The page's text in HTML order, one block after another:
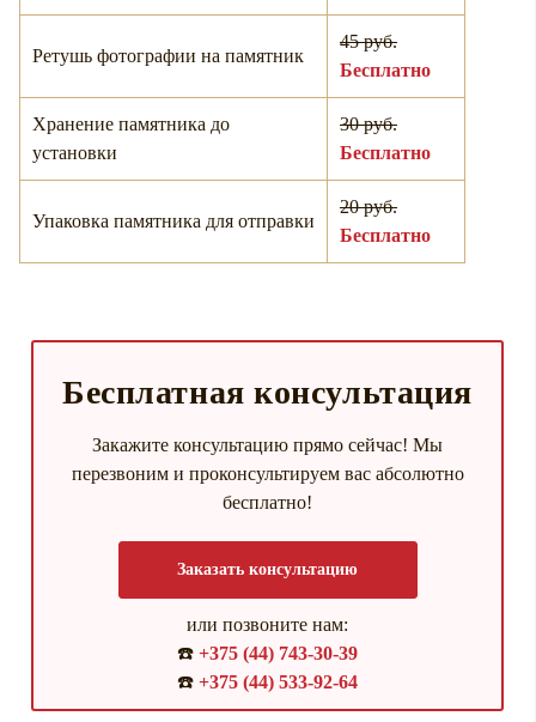
Ретушь фотографии на памятник
45 руб.
Бесплатно
Хранение памятника до
установки
30 руб.
Бесплатно
Упаковка памятника для отправки
20 руб.
Бесплатно
Бесплатная консультация
Закажите консультацию прямо сейчас! Мы
перезвоним и проконсультируем вас абсолютно
бесплатно!
Заказать консультацию
или позвоните нам:
☎️ +375 (44) 743-30-39
☎️ +375 (44) 533-92-64